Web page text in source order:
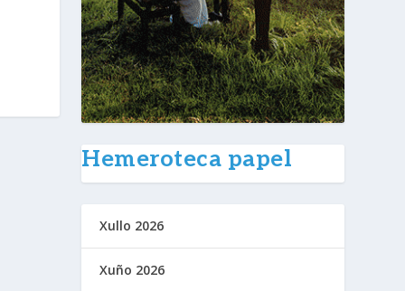
Hemeroteca papel
Xullo 2026
Xuño 2026